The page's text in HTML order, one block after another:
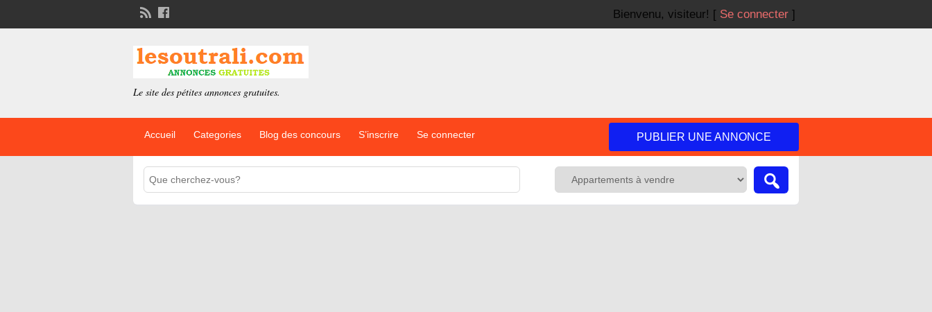
Bienvenu, visiteur! [ Se connecter ]
Le site des pétites annonces gratuites.
Accueil Categories Blog des concours S’inscrire Se connecter PUBLIER UNE ANNONCE